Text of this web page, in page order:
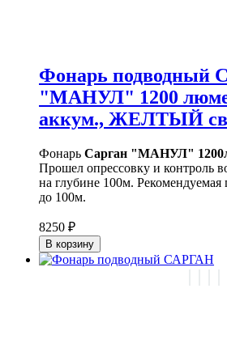
Фонарь подводный
"МАНУЛ" 1200
аккум., ЖЕЛТЫЙ
Фонарь Сарган "МАНУЛ"
Прошел опрессовку и контроль
на глубине 100м. Рекомендуемая
до 100м.
8250 ₽
В корзину